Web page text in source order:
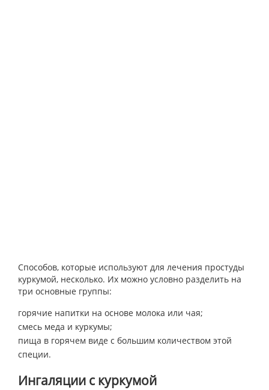
Способов, которые используют для лечения простуды
куркумой, несколько. Их можно условно разделить на
три основные группы:
горячие напитки на основе молока или чая;
смесь меда и куркумы;
пища в горячем виде с большим количеством этой
специи.
Ингаляции с куркумой